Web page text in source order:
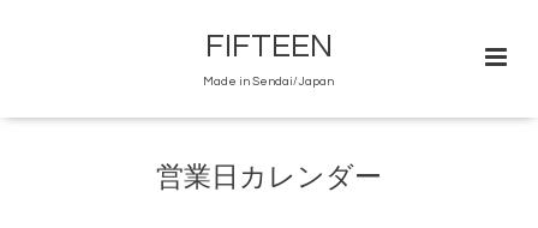
FIFTEEN
Made in Sendai/Japan
営業日カレンダー